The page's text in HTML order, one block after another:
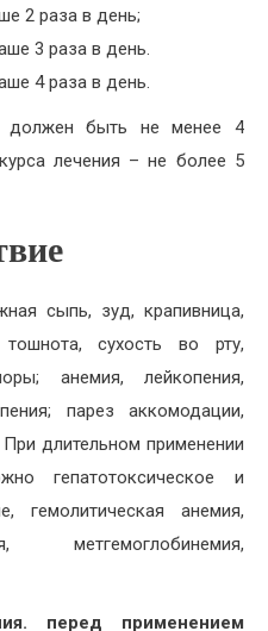
2 раза в день;
3 раза в день.
4 раза в день.
должен быть не менее 4
лечения – не более 5
сыпь, зуд, крапивница,
тошнота, сухость во рту,
анемия, лейкопения,
парез аккомодации,
длительном применении
гепатотоксическое и
гемолитическая анемия,
метгемоглобинемия,
перед применением